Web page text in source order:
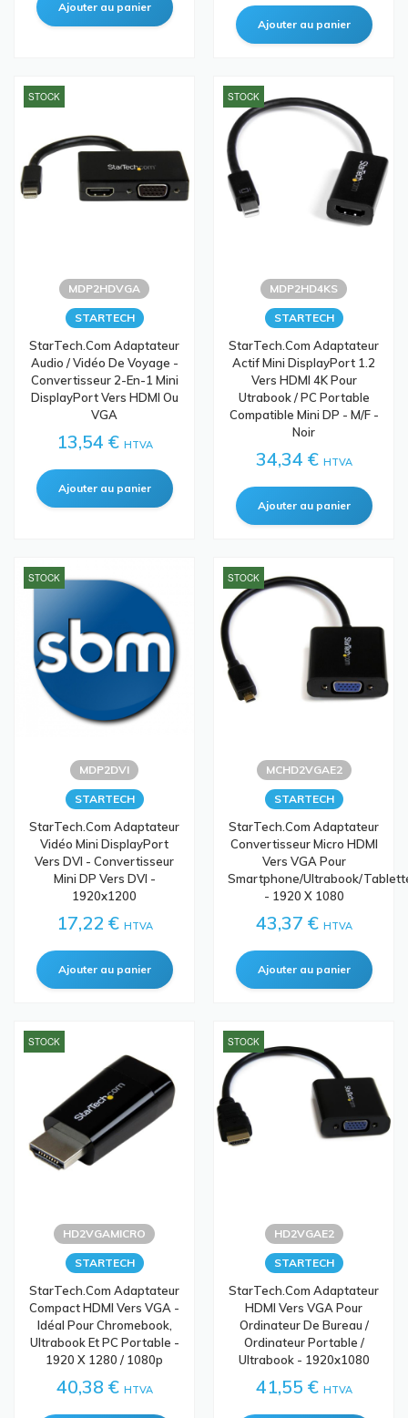
STOCK
MDP2HDVGA
STARTECH
StarTech.com Adaptateur
Audio / Vidéo De Voyage -
Convertisseur 2-En-1 Mini
DisplayPort Vers HDMI Ou
VGA
13,54 € HTVA
STOCK
MDP2HD4KS
STARTECH
StarTech.com Adaptateur
Actif Mini DisplayPort 1.2
Vers HDMI 4K Pour
Utrabook / PC Portable
Compatible Mini DP - M/F -
Noir
34,34 € HTVA
STOCK
MDP2DVI
STARTECH
StarTech.com Adaptateur
Vidéo Mini DisplayPort
Vers DVI - Convertisseur
Mini DP Vers DVI -
1920x1200
17,22 € HTVA
STOCK
MCHD2VGAE2
STARTECH
StarTech.com Adaptateur
Convertisseur Micro HDMI
Vers VGA Pour
Smartphone/ultrabook/
- 1920 X 1080
43,37 € HTVA
STOCK
HD2VGAMICRO
STARTECH
StarTech.com Adaptateur
Compact HDMI Vers VGA -
Idéal Pour Chromebook,
Ultrabook Et PC Portable -
1920 X 1280 / 1080p
40,38 € HTVA
STOCK
HD2VGAE2
STARTECH
StarTech.com Adaptateur
HDMI Vers VGA Pour
Ordinateur De Bureau /
Ordinateur Portable /
Ultrabook - 1920x1080
41,55 € HTVA